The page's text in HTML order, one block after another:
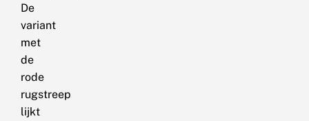
De
variant
met
de
rode
rugstreep
lijkt